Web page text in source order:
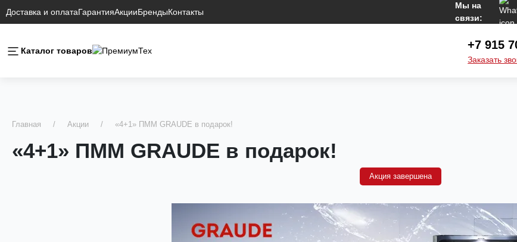
Доставка и оплатаГарантияАкцииБрендыКонтакты
Мы на
связи:
Каталог товаров +7 915
Заказать
Главная Акции «4+1» ПММ GRAUDE в подарок!
«4+1» ПММ GRAUDE в подарок!
Акция завершена